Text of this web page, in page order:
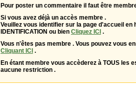
Pour poster un commentaire il faut être
Si vous avez déjà un accès membre .
Veuillez vous identifier sur la page d'accueil en
IDENTIFICATION ou bien Cliquez ICI .
Vous n'êtes pas membre . Vous pouvez vous
Cliquant ICI .
En étant membre vous accèderez à TOUS les
aucune restriction .